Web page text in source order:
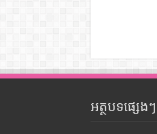
អត្ថបទផ្សេងៗ